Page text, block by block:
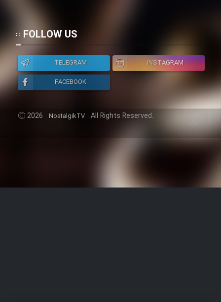
FOLLOW US
TELEGRAM
INSTAGRAM
FACEBOOK
2026 NostalgikTV All Rights Reserved.